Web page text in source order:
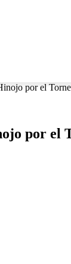
por el
por el